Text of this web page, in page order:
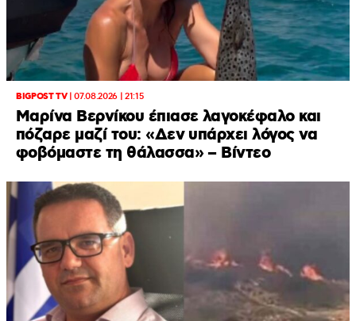
BIGPOST TV|07.08.2026 | 21:15
Μαρίνα Βερνίκου έπιασε λαγοκέφαλο και
πόζαρε μαζί του: «Δεν υπάρχει λόγος να
φοβόμαστε τη θάλασσα» – Βίντεο